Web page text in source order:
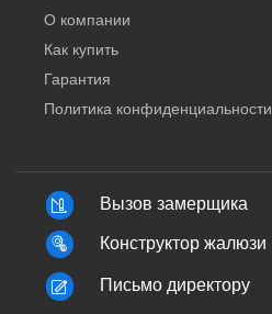
О компании
Как купить
Гарантия
Политика конфиденциальности
Вызов замерщика
Конструктор жалюзи
Письмо директору